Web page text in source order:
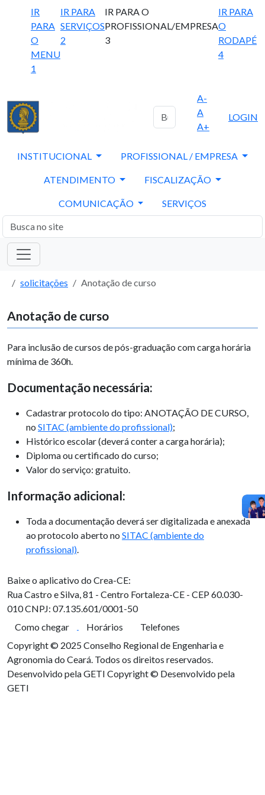
IR
PARA
O
MENU
1
IR PARA
SERVIÇOS
2
IR PARA O
PROFISSIONAL/EMPRESA
3
IR PARA
O
RODAPÉ
4
A-
A
A+
LOGIN
INSTITUCIONAL PROFISSIONAL / EMPRESA
ATENDIMENTO FISCALIZAÇÃO
COMUNICAÇÃO SERVIÇOS
solicitações Anotação de curso
Anotação de curso
Para inclusão de cursos de pós-graduação com carga horária
mínima de 360h.
Documentação necessária:
Cadastrar protocolo do tipo: ANOTAÇÃO DE CURSO,
no SITAC (ambiente do profissional);
Histórico escolar (deverá conter a carga horária);
Diploma ou certificado do curso;
Valor do serviço: gratuito.
Informação adicional:
Toda a documentação deverá ser digitalizada e anexada
ao protocolo aberto no SITAC (ambiente do
profissional).
Baixe o aplicativo do Crea-CE:
Rua Castro e Silva, 81 - Centro Fortaleza-CE - CEP 60.030-
010CNPJ: 07.135.601/0001-50
Como chegar
Horários
Telefones
Copyright © 2025 Conselho Regional de Engenharia e
Agronomia do Ceará. Todos os direitos reservados.
Desenvolvido pela GETI Copyright © Desenvolvido pela
GETI